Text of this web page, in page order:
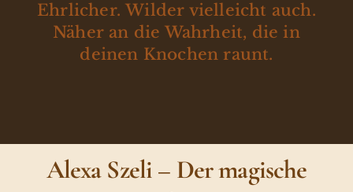
Ehrlicher. Wilder vielleicht auch.
Näher an die Wahrheit, die in
deinen Knochen raunt.
Alexa Szeli – Der magische